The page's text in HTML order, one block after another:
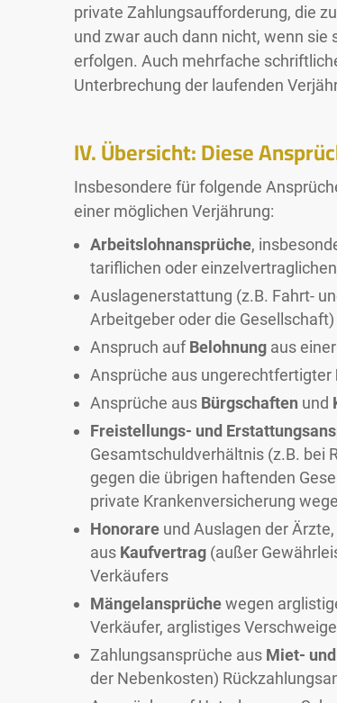
private Zahlungsaufforderung, die
und zwar auch dann nicht, wenn
erfolgen. Auch mehrfache
Unterbrechung der laufenden
IV. Übersicht: Diese
Insbesondere für folgende
einer möglichen Verjährung:
Arbeitslohnansprüche,
tariflichen oder
Auslagenerstattung (z.B. Fahrt-
Arbeitgeber oder die Gesellschaft)
Anspruch aufBelohnung aus
Ansprüche aus ungerechtfertigter
Ansprüche aus Bürgschaften und
Freistellungs- und
Gesamtschuldverhältnis (z.B. bei
gegen die übrigen haftenden
private Krankenversicherung
Honorare und Auslagen der
aus Kaufvertrag (außer
Verkäufers
Mängelansprüchewegen
Verkäufer, arglistiges
Zahlungsansprüche aus Miet-
der Nebenkosten)